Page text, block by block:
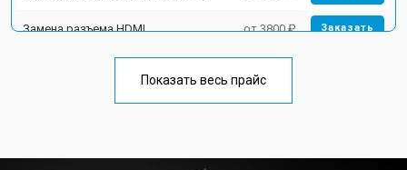
Замена разъема HDMI от 3800 ₽ Заказать
Замена клавиатуры от 2900 ₽
Показать весь прайс